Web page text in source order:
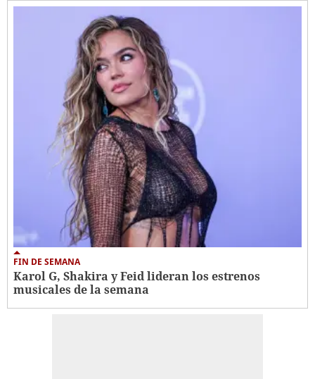
FIN DE SEMANA
Karol G, Shakira y Feid lideran los estrenos
musicales de la semana